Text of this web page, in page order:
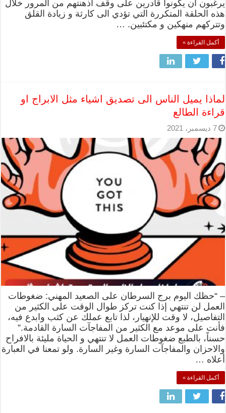
يرغبون ان يكونوا قادرين على وقف اذهنتهم من المرور خلال
هذه الحلقة المتكررة التي تؤدي الى كارثة و زيادة القلق
وتتركهم منهكين و مكتئبين. …
أكمل القراءة »
لماذا يميل الناس الى تصديق اشياء مثل الابراج او
قراءة الطالع
7 ديسمبر، 2021
– “حظك اليوم برج السرطان على الصعيد المهني: ضغوطات
العمل لن تنتهي إذا كنت تركز طوال الوقت على الكثير من
التفاصيل، لا وقت للإنهيار، لذا تابع عملك عن كثب وابدع فيه،
فأنت على موعد مع الكثير من المفاجآت السارة القادمة.”
حسناً، بالطبع ضغوطات العمل لا تنتهي و الحياة مليئة بالافراح
والاحزان والمفاجآت السارة وغير السارة. ولو تمعنا في العبارة
أعلاه …
أكمل القراءة »